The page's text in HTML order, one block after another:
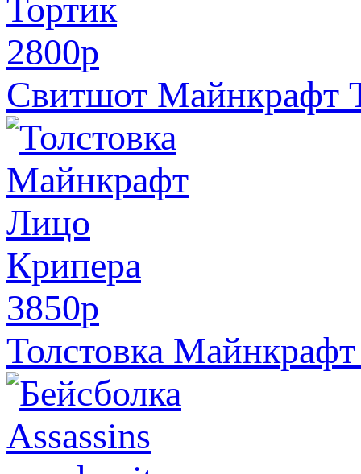
2800p
Свитшот Майнкрафт
3850p
Толстовка